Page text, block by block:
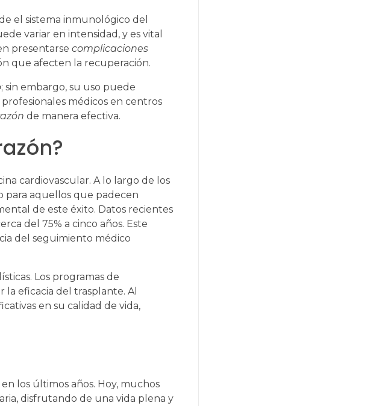
el sistema inmunológico del
variar en intensidad, y es vital
presentarse complicaciones
que afecten la recuperación.
; sin embargo, su uso puede
médicos en centros
de manera efectiva.
cardiovascular. A lo largo de los
para aquellos que padecen
de este éxito. Datos recientes
del 75% a cinco años. Este
del seguimiento médico
Los programas de
eficacia del trasplante. Al
en su calidad de vida,
los últimos años. Hoy, muchos
disfrutando de una vida plena y